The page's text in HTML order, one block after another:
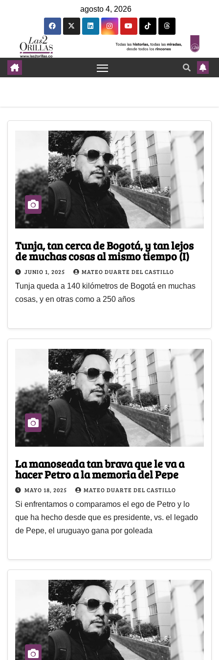
agosto 4, 2026
Tunja, tan cerca de Bogotá, y tan lejos
de muchas cosas al mismo tiempo (I)
JUNIO 1, 2025 MATEO DUARTE DEL CASTILLO
Tunja queda a 140 kilómetros de Bogotá en muchas
cosas, y en otras como a 250 años
La manoseada tan brava que le va a
hacer Petro a la memoria del Pepe
MAYO 18, 2025 MATEO DUARTE DEL CASTILLO
Si enfrentamos o comparamos el ego de Petro y lo
que ha hecho desde que es presidente, vs. el legado
de Pepe, el uruguayo gana por goleada